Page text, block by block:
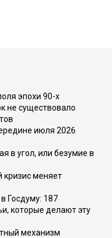
эпохи 90-х
не существовало
июля 2026
в угол, или безумие в
кризис меняет
Госдуму: 187
которые делают эту
механизм